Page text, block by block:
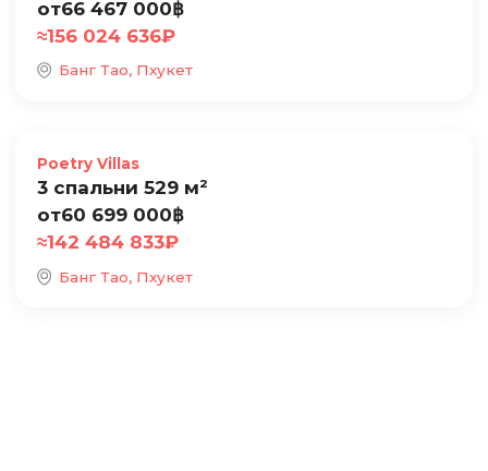
от66 467 000฿
≈156 024 636₽
Банг Тао, Пхукет
Poetry Villas
3 спальни 529 м²
от60 699 000฿
≈142 484 833₽
Банг Тао, Пхукет